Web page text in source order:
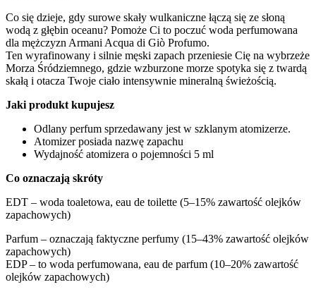
Co się dzieje, gdy surowe skały wulkaniczne łączą się ze słoną
wodą z głębin oceanu? Pomoże Ci to poczuć woda perfumowana
dla mężczyzn Armani Acqua di Giò Profumo.
Ten wyrafinowany i silnie męski zapach przeniesie Cię na wybrzeże
Morza Śródziemnego, gdzie wzburzone morze spotyka się z twardą
skałą i otacza Twoje ciało intensywnie mineralną świeżością.
Jaki produkt kupujesz
Odlany perfum sprzedawany jest w szklanym atomizerze.
Atomizer posiada nazwę zapachu
Wydajność atomizera o pojemności 5 ml
Co oznaczają skróty
EDT – woda toaletowa, eau de toilette (5–15% zawartość olejków
zapachowych)
Parfum – oznaczają faktyczne perfumy (15–43% zawartość olejków
zapachowych)
EDP – to woda perfumowana, eau de parfum (10–20% zawartość
olejków zapachowych)